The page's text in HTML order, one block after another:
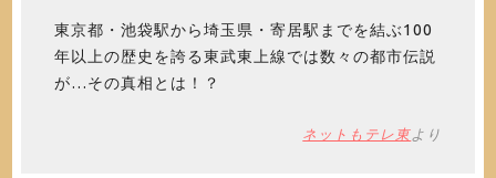
東京都・池袋駅から埼玉県・寄居駅までを結ぶ100
年以上の歴史を誇る東武東上線では数々の都市伝説
が…その真相とは！？
ネットもテレ東より